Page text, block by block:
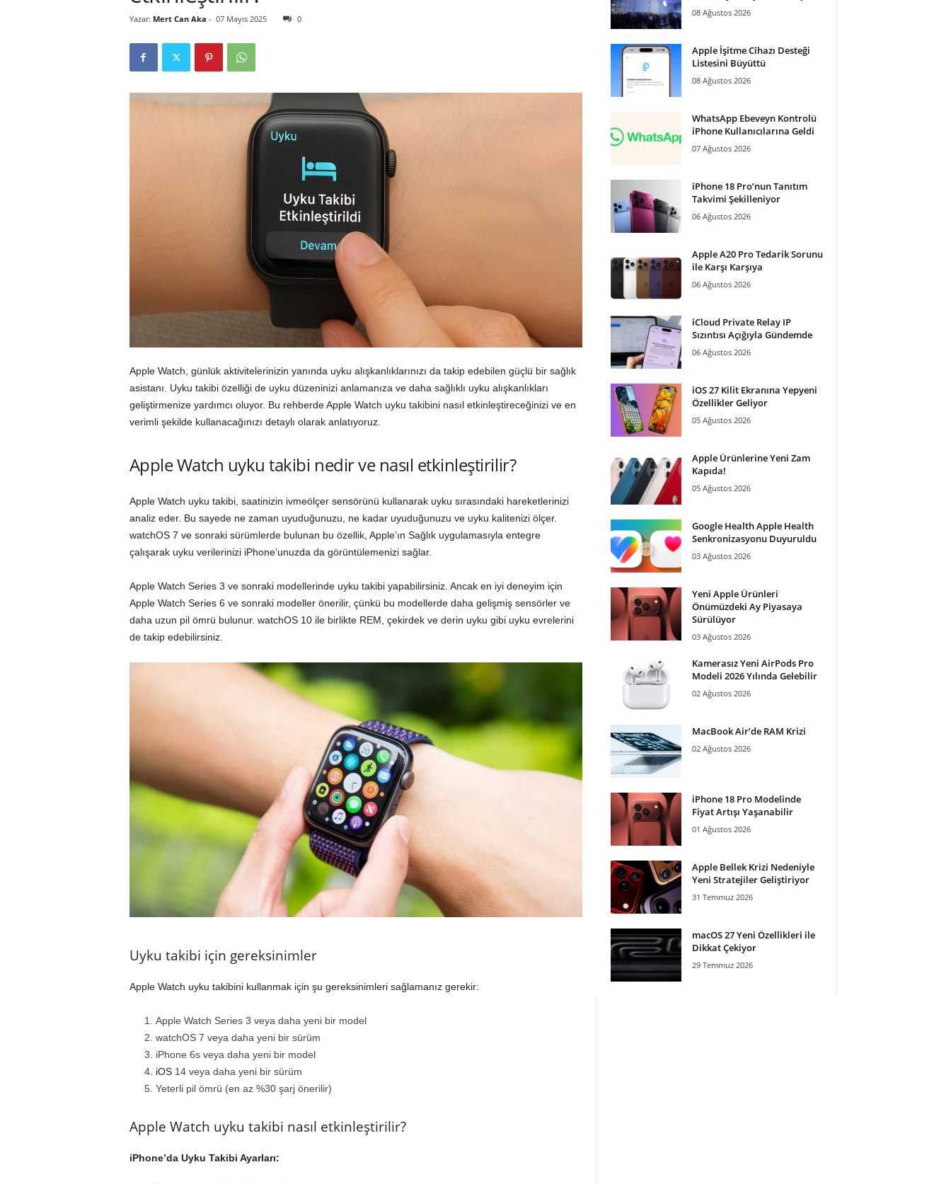
i
Yazar: Mert Can Aka - 07 Mayıs 2025 0
Apple Watch, günlük aktivitelerinizin yanında uyku alışkanlıklarınızı da takip edebilen güçlü bir sağlık
asistanı. Uyku takibi özelliği de uyku düzeninizi anlamanıza ve daha sağlıklı uyku alışkanlıkları
geliştirmenize yardımcı oluyor. Bu rehberde Apple Watch uyku takibini nasıl etkinleştireceğinizi ve en
verimli şekilde kullanacağınızı detaylı olarak anlatıyoruz.
Apple Watch uyku takibi nedir ve nasıl etkinleştirilir?
Apple Watch uyku takibi, saatinizin ivmeölçer sensörünü kullanarak uyku sırasındaki hareketlerinizi
analiz eder. Bu sayede ne zaman uyuduğunuzu, ne kadar uyuduğunuzu ve uyku kalitenizi ölçer.
watchOS 7 ve sonraki sürümlerde bulunan bu özellik, Apple’ın Sağlık uygulamasıyla entegre
çalışarak uyku verilerinizi iPhone’unuzda da görüntülemenizi sağlar.
Apple Watch Series 3 ve sonraki modellerinde uyku takibi yapabilirsiniz. Ancak en iyi deneyim için
Apple Watch Series 6 ve sonraki modeller önerilir, çünkü bu modellerde daha gelişmiş sensörler ve
daha uzun pil ömrü bulunur. watchOS 10 ile birlikte REM, çekirdek ve derin uyku gibi uyku evrelerini
de takip edebilirsiniz.
Uyku takibi için gereksinimler
Apple Watch uyku takibini kullanmak için şu gereksinimleri sağlamanız gerekir:
Apple Watch Series 3 veya daha yeni bir model
watchOS 7 veya daha yeni bir sürüm
iPhone 6s veya daha yeni bir model
iOS14 veya daha yeni bir sürüm
Yeterli pil ömrü (en az %30 şarj önerilir)
Apple Watch uyku takibi nasıl etkinleştirilir?
iPhone’da Uyku Takibi Ayarları:
08 Ağustos 2026
Apple İşitme Cihazı Desteği
Listesini Büyüttü
08 Ağustos 2026
WhatsApp Ebeveyn Kontrolü
iPhone Kullanıcılarına Geldi
07 Ağustos 2026
iPhone 18 Pro’nun Tanıtım
Takvimi Şekilleniyor
06 Ağustos 2026
Apple A20 Pro Tedarik Sorunu
ile Karşı Karşıya
06 Ağustos 2026
iCloud Private Relay IP
Sızıntısı Açığıyla Gündemde
06 Ağustos 2026
iOS 27 Kilit Ekranına Yepyeni
Özellikler Geliyor
05 Ağustos 2026
Apple Ürünlerine Yeni Zam
Kapıda!
05 Ağustos 2026
Google Health Apple Health
Senkronizasyonu Duyuruldu
03 Ağustos 2026
Yeni Apple Ürünleri
Önümüzdeki Ay Piyasaya
Sürülüyor
03 Ağustos 2026
Kamerasız Yeni AirPods Pro
Modeli 2026 Yılında Gelebilir
02 Ağustos 2026
MacBook Air’de RAM Krizi
02 Ağustos 2026
iPhone 18 Pro Modelinde
Fiyat Artışı Yaşanabilir
01 Ağustos 2026
Apple Bellek Krizi Nedeniyle
Yeni Stratejiler Geliştiriyor
31 Temmuz 2026
macOS 27 Yeni Özellikleri ile
Dikkat Çekiyor
29 Temmuz 2026